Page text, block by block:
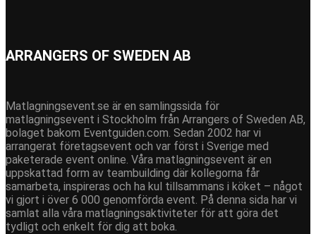
ARRANGERS OF SWEDEN AB
Matlagningsevent.se är en samlingssida för
matlagningsevent i Stockholm från Arrangers of Sweden AB,
bolaget bakom Eventguiden.com. Sedan 2002 har vi
arrangerat företagsevent och var först i Sverige med
paketerade event online. Våra matlagningsevent är en
uppskattad form av teambuilding där kollegorna får
samarbeta, inspireras och ha kul tillsammans i köket – något
vi gjort i över 6 000 genomförda event. På denna sida har vi
samlat alla våra matlagningsaktiviteter för att göra det
tydligt och enkelt för dig att boka.